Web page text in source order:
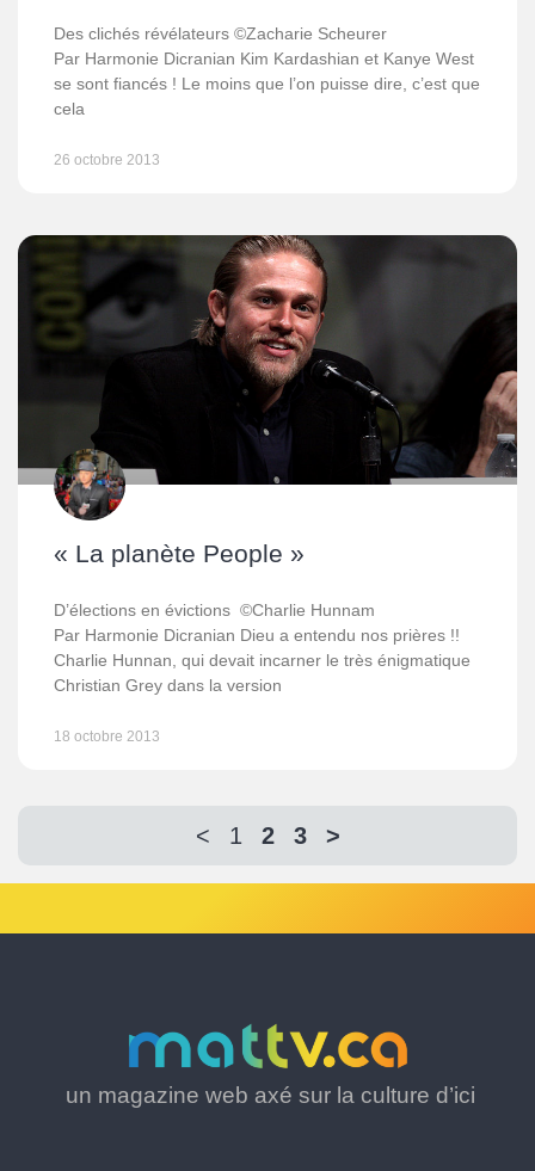
Des clichés révélateurs ©Zacharie Scheurer
Par Harmonie Dicranian Kim Kardashian et Kanye West
se sont fiancés ! Le moins que l’on puisse dire, c’est que
cela
26 octobre 2013
« La planète People »
D’élections en évictions ©Charlie Hunnam
Par Harmonie Dicranian Dieu a entendu nos prières !!
Charlie Hunnan, qui devait incarner le très énigmatique
Christian Grey dans la version
18 octobre 2013
< 1 2 3 >
un magazine web axé sur la culture d’ici